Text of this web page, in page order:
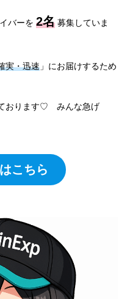
バーを 2名 募集していま
実・迅速 」にお届けするため
おります♡ みんな急げ
こちら